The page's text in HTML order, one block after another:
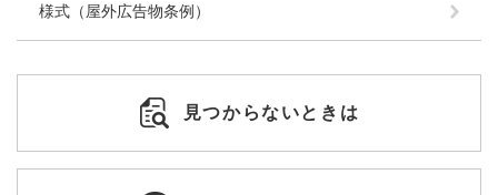
様式（屋外広告物条例）
見つからないときは